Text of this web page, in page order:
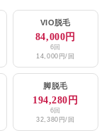
VIO脱毛
84,000円
6回
14,000円/回
脚脱毛
194,280円
6回
32,380円/回